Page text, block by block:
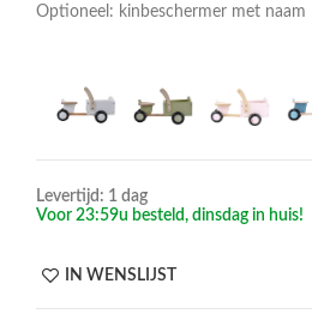
Optioneel: kinbeschermer met naam
Levertijd: 1 dag
Voor 23:59u besteld, dinsdag in huis!
IN WENSLIJST